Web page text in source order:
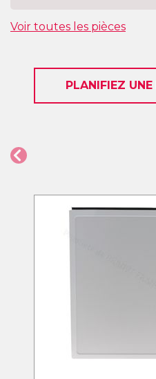
Voir toutes les pièces
PLANIFIEZ